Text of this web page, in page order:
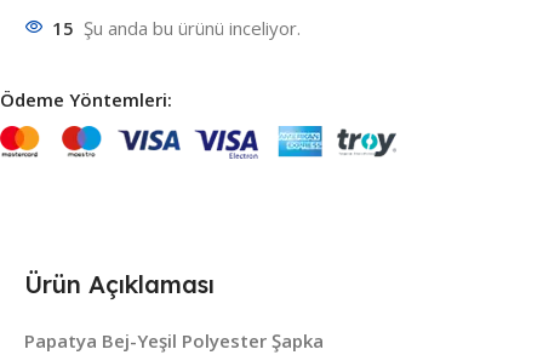
15 Şu anda bu ürünü inceliyor.
Ödeme Yöntemleri:
Ürün Açıklaması
Papatya Bej-Yeşil Polyester Şapka